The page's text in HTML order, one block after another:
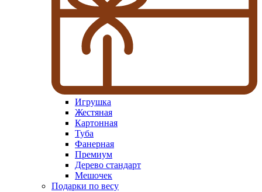
Игрушка
Жестяная
Картонная
Туба
Фанерная
Премиум
Дерево стандарт
Мешочек
Подарки по весу